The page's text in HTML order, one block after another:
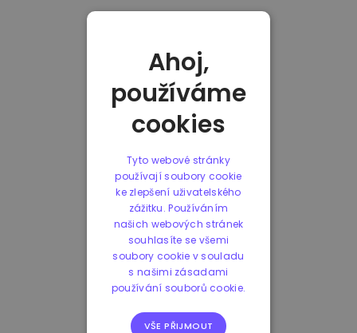
Ahoj,
používáme
cookies
Tyto webové stránky
používají soubory cookie
ke zlepšení uživatelského
zážitku. Používáním
našich webových stránek
souhlasíte se všemi
soubory cookie v souladu
s našimi zásadami
používání souborů cookie.
VŠE PŘIJMOUT